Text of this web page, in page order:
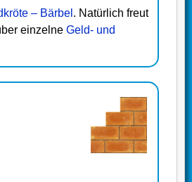
– Bärbel . Natürlich freut
einzelne Geld- und